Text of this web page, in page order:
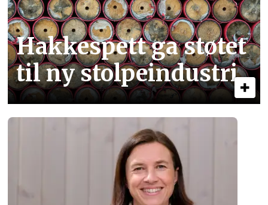
Hakkespett ga støtet
til ny stolpe­industri